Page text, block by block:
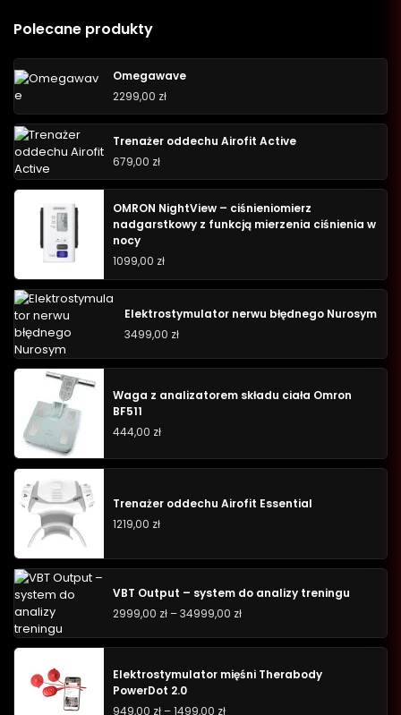
Polecane produkty
Omegawave
2299,00 zł
Trenażer oddechu Airofit Active
679,00 zł
OMRON NightView – ciśnieniomierz
nadgarstkowy z funkcją mierzenia ciśnienia w
nocy
1099,00 zł
Elektrostymulator nerwu błędnego Nurosym
3499,00 zł
Waga z analizatorem składu ciała Omron
BF511
444,00 zł
Trenażer oddechu Airofit Essential
1219,00 zł
VBT Output – system do analizy treningu
2999,00 zł –34999,00 zł
Elektrostymulator mięśni Therabody
PowerDot 2.0
949,00 zł –1499,00 zł